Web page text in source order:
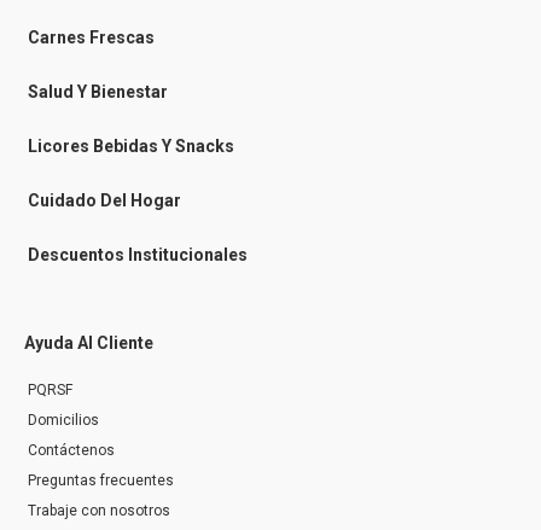
-
s
s
n
g
r
m
Carnes Frescas
Salud Y Bienestar
Licores Bebidas Y Snacks
Cuidado Del Hogar
Descuentos Institucionales
Ayuda Al Cliente
PQRSF
Domicilios
Contáctenos
Preguntas frecuentes
Trabaje con nosotros